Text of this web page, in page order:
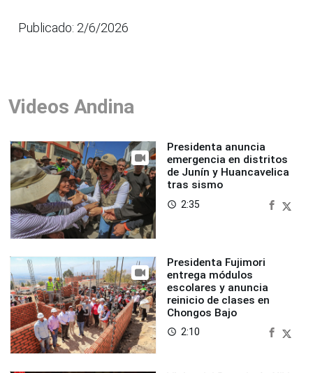
Publicado: 2/6/2026
Videos Andina
Presidenta anuncia
emergencia en distritos
de Junín y Huancavelica
tras sismo
access_time 2:35
Presidenta Fujimori
entrega módulos
escolares y anuncia
reinicio de clases en
Chongos Bajo
access_time 2:10